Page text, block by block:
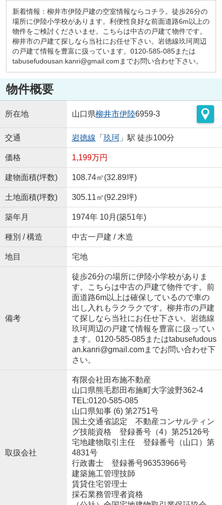
新着情報：柳井市伊陸戸建の空室情報ならコチラ。徒歩26分の
場所に伊陸小学校があります。利便性良好な前面道路6m以上の
物件をご検討くださいませ。こちらは中古の戸建て物件です。
柳井市の戸建て探しなら当社にお任せ下さい。岩徳線玖珂周辺
の戸建て情報を豊富に扱っています。0120-585-085または
tabusefudousan.kanri@gmail.comまでお問い合わせ下さい。
物件概要
所在地 山口県柳井市伊陸6959-3
交通 岩徳線 「 玖珂」駅 徒歩100分
価格 1,199万円
建物面積(坪数) 108.74㎡(32.89坪)
土地面積(坪数) 305.11㎡(92.29坪)
築年月 1974年 10月(築51年)
種別 / 構造 中古一戸建 / 木造
地目 宅地
備考
徒歩26分の場所に伊陸小学校がありま
す。こちらは中古の戸建て物件です。前
面道路6m以上は確保しているので車の
出し入れもラクラクです。柳井市の戸建
て探しなら当社にお任せ下さい。岩徳線
玖珂周辺の戸建て情報を豊富に扱ってい
ます。0120-585-085またはtabusefudous
an.kanri@gmail.comまでお問い合わせ下
さい。
取扱会社
有限会社田布施不動産
山口県熊毛郡田布施町大字波野362-4
TEL:0120-585-085
山口県知事 (6) 第2751号
国土交通省認定 不動産コンサルティン
グ技能資格 登録番号（4）第25126号
宅地建物取引主任 登録番号（山口）第
4831号
行政書士 登録番号96353966号
建築施工管理技師
賃貸住宅管理士
採石業務管理者資格